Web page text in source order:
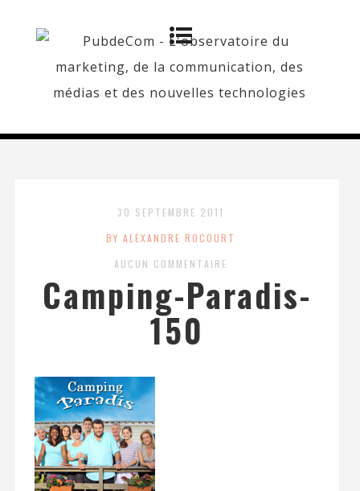
30 SEPTEMBRE 2011
BY ALEXANDRE ROCOURT
AUCUN COMMENTAIRE
Camping-Paradis-
150